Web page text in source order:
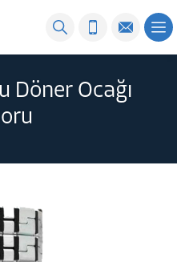
Döner Ocağı